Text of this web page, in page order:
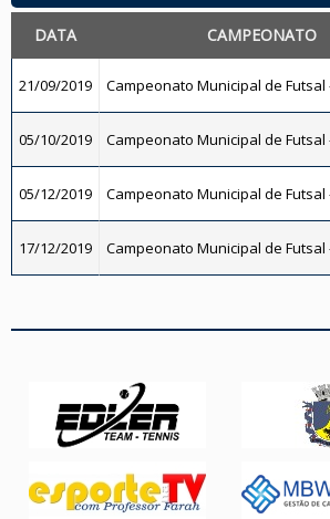
DATA CAMPEONATO
21/09/2019 Campeonato Municipal de Futsal
05/10/2019 Campeonato Municipal de Futsal
05/12/2019 Campeonato Municipal de Futsal
17/12/2019 Campeonato Municipal de Futsal